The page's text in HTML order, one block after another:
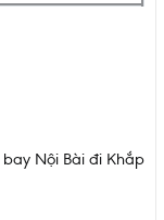
Nội Bài đi Khắp